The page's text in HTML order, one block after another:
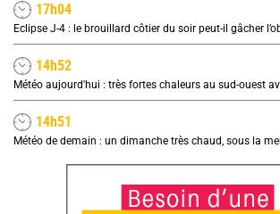
17h04
14h52
14h51